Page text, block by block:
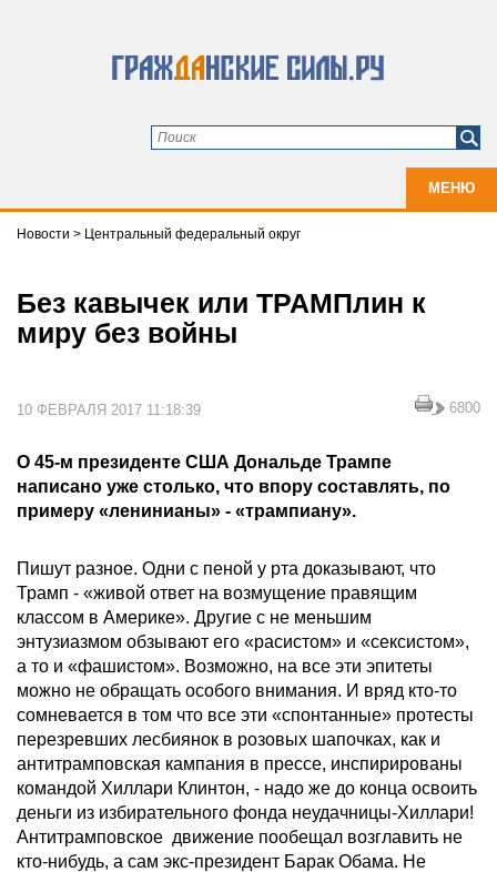
МЕНЮ
Новости > Центральный федеральный округ
Без кавычек или ТРАМПлин к
миру без войны
10 ФЕВРАЛЯ 2017 11:18:39 6800
О 45-м президенте США Дональде Трампе
написано уже столько, что впору составлять, по
примеру «ленинианы» - «трампиану».
Пишут разное. Одни с пеной у рта доказывают, что
Трамп - «живой ответ на возмущение правящим
классом в Америке». Другие с не меньшим
энтузиазмом обзывают его «расистом» и «сексистом»,
а то и «фашистом». Возможно, на все эти эпитеты
можно не обращать особого внимания. И вряд кто-то
сомневается в том что все эти «спонтанные» протесты
перезревших лесбиянок в розовых шапочках, как и
антитрамповская кампания в прессе, инспирированы
командой Хиллари Клинтон, - надо же до конца освоить
деньги из избирательного фонда неудачницы-Хиллари!
Антитрамповское движение пообещал возглавить не
кто-нибудь, а сам экс-президент Барак Обама. Не